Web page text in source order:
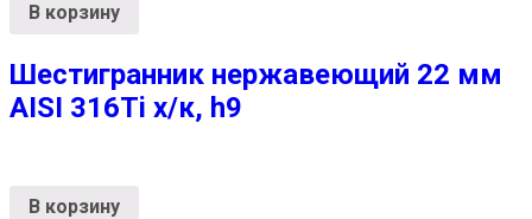
В корзину
Шестигранник нержавеющий 22 мм
AISI 316Ti х/к, h9
В корзину